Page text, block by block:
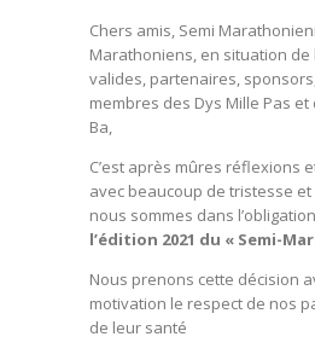
Chers amis, Semi
Marathoniens, en situation de
valides, partenaires,
membres des Dys Mille Pas et
Ba,
C’est après mûres réflexions
avec beaucoup de tristesse
nous sommes dans l’obligation
l’édition 2021 du « Semi-
Nous prenons cette décision
motivation le respect de nos
de leur santé